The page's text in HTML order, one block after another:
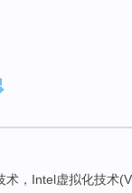
术，Intel虚拟化技术